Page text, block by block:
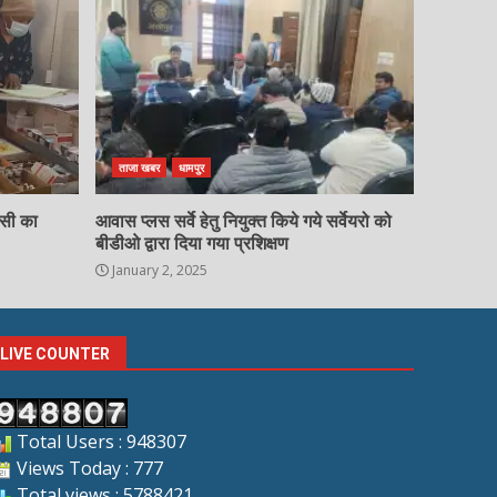
का
ताजा खबर धामपुर
आवास प्लस सर्वे हेतु नियुक्त किये गये सर्वेयरो को
बीडीओ द्वारा दिया गया प्रशिक्षण
January 2, 2025
LIVE COUNTER
Total Users : 948307
Views Today : 777